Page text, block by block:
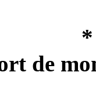
*
de